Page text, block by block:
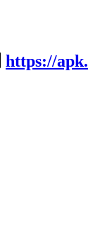
https://